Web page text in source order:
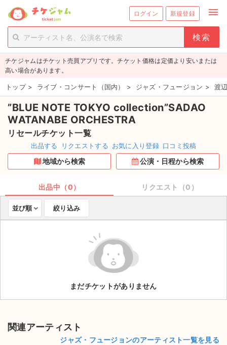
ログイン 新規登録 menu
person_add 新規会員登録
チケットを探す
新着チケット
値下げしたチケット
都道府県からチケットを探す
もうすぐ開催のチケット
取扱チケット
ライブ・コンサート（海外）
チケジャムはチケット売買アプリです。チケット価格は定価より安いまたは
高い場合があります。
トップ > ライブ・コンサート（国内） > ジャズ・フュージョン > 渡
”BLUE NOTE TOKYO collection”SADAO
WATANABE ORCHESTRA
リセールチケット一覧
出品する リクエストする お気に入り登録 口コミ投稿
地域から検索 公演・日程から検索
出品中（0） リクエスト（0）
並び順 絞り込み
まだチケットがありません
関連アーティスト
ジャズ・フュージョンのアーティスト一覧を見る